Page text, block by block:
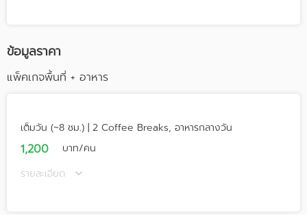
ข้อมูลราคา
แพ็คเกจพื้นที่ + อาหาร
เต็มวัน (~8 ชม.) | 2 Coffee Breaks, อาหารกลางวัน
1,200
บาท/คน
รายละเอียด